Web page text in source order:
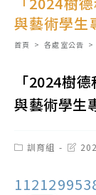
內與藝術學生
首頁 > 各處室公告 >
「2024樹
與藝術學生
Post訓育組
Post